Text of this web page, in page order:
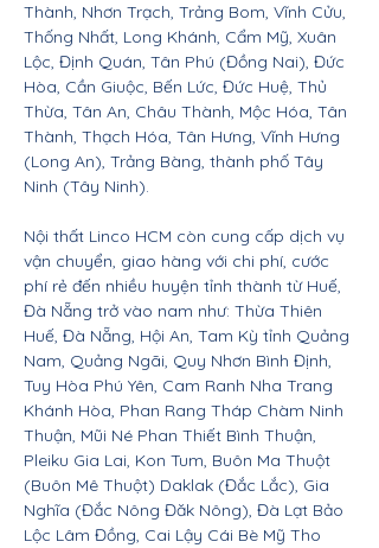
Thành, Nhơn Trạch, Trảng Bom, Vĩnh Cửu,
Thống Nhất, Long Khánh, Cẩm Mỹ, Xuân
Lộc, Định Quán, Tân Phú (Đồng Nai), Đức
Hòa, Cần Giuộc, Bến Lức, Đức Huệ, Thủ
Thừa, Tân An, Châu Thành, Mộc Hóa, Tân
Thành, Thạch Hóa, Tân Hưng, Vĩnh Hưng
(Long An), Trảng Bàng, thành phố Tây
Ninh (Tây Ninh).
Nội thất Linco HCM còn cung cấp dịch vụ
vận chuyển, giao hàng với chi phí, cước
phí rẻ đến nhiều huyện tỉnh thành từ Huế,
Đà Nẵng trở vào nam như: Thừa Thiên
Huế, Đà Nẵng, Hội An, Tam Kỳ tỉnh Quảng
Nam, Quảng Ngãi, Quy Nhơn Bình Định,
Tuy Hòa Phú Yên, Cam Ranh Nha Trang
Khánh Hòa, Phan Rang Tháp Chàm Ninh
Thuận, Mũi Né Phan Thiết Bình Thuận,
Pleiku Gia Lai, Kon Tum, Buôn Ma Thuột
(Buôn Mê Thuột) Daklak (Đắc Lắc), Gia
Nghĩa (Đắc Nông Đăk Nông), Đà Lạt Bảo
Lộc Lâm Đồng, Cai Lậy Cái Bè Mỹ Tho